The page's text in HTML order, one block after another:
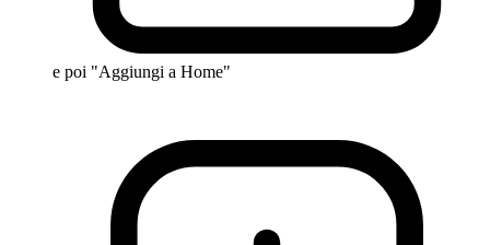
e poi "Aggiungi a Home"